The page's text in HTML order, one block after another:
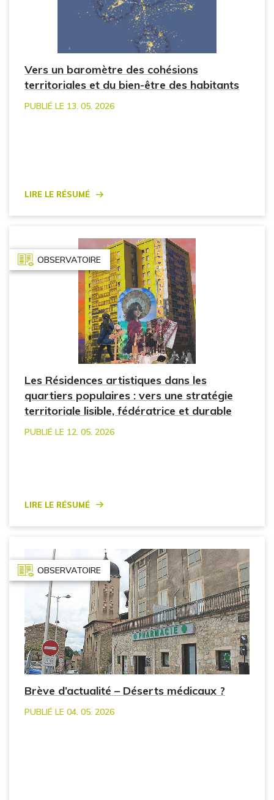
Vers un baromètre des cohésions
territoriales et du bien-être des habitants
PUBLIÉ LE 13. 05. 2026
Lire le résumé
OBSERVATOIRE
Les Résidences artistiques dans les
quartiers populaires : vers une stratégie
territoriale lisible, fédératrice et durable
PUBLIÉ LE 12. 05. 2026
Lire le résumé
OBSERVATOIRE
Brève d’actualité – Déserts médicaux ?
PUBLIÉ LE 04. 05. 2026